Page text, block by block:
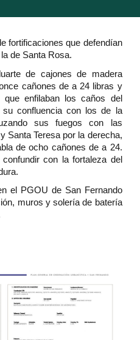
fortificaciones que defendían
de Santa Rosa.
de cajones de madera
cañones de a 24 libras y
enfilaban los caños del
confluencia con los de la
sus fuegos con las
Santa Teresa por la derecha,
de ocho cañones de a 24.
con la fortaleza del
el PGOU de San Fernando
muros y solería de batería